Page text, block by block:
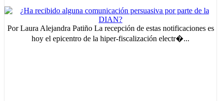
Por Laura Alejandra Patiño La recepción de estas notificaciones es
hoy el epicentro de la hiper-fiscalización electr�...